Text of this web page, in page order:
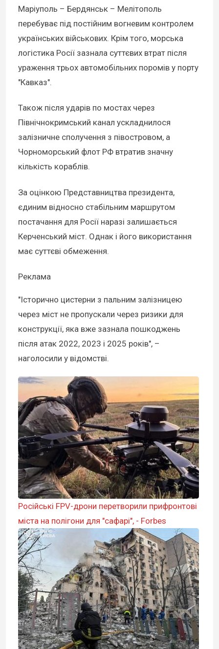
Маріуполь – Бердянськ – Мелітополь
перебуває під постійним вогневим контролем
українських військових. Крім того, морська
логістика Росії зазнала суттєвих втрат після
ураження трьох автомобільних поромів у порту
"Кавказ".
Також після ударів по мостах через
Північнокримський канал ускладнилося
залізничне сполучення з півостровом, а
Чорноморський флот РФ втратив значну
кількість кораблів.
За оцінкою Представництва президента,
єдиним відносно стабільним маршрутом
постачання для Росії наразі залишається
Керченський міст. Однак і його використання
має суттєві обмеження.
Реклама
"Історично цистерни з пальним залізницею
через міст не пропускали через ризики для
конструкції, яка вже зазнала пошкоджень
після атак 2022, 2023 і 2025 років", –
наголосили у відомстві.
Російські FPV-дрони перетворили прифронтові
міста на полігони для "сафарі", - Forbes